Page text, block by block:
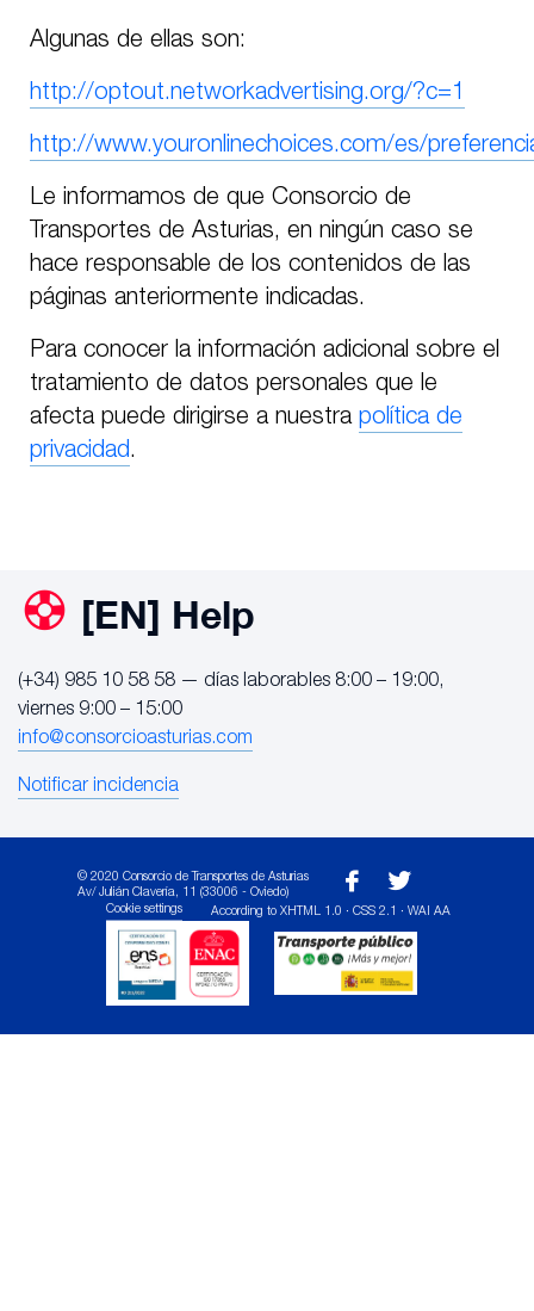
Algunas de ellas son:
http://optout.networkadvertising.org/?c=1
http://www.youronlinechoices.com/es/
Le informamos de que Consorcio de
Transportes de Asturias, en ningún caso se
hace responsable de los contenidos de las
páginas anteriormente indicadas.
Para conocer la información adicional sobre el
tratamiento de datos personales que le
afecta puede dirigirse a nuestra política de
privacidad.
[EN] Help
(+34) 985 10 58 58 — días laborables 8:00 – 19:00,
viernes 9:00 – 15:00
info@consorcioasturias.com
Notificar incidencia
© 2020 Consorcio de Transportes de Asturias
Av/ Julián Clavería, 11 (33006 - Oviedo)
Cookie settings
According to XHTML 1.0 · CSS 2.1 · WAI AA